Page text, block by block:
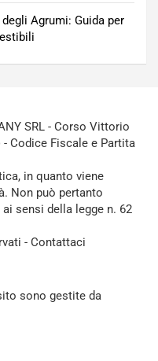
Agrumi: Guida per
SRL - Corso Vittorio
- Codice Fiscale e Partita
in quanto viene
Non può pertanto
sensi della legge n. 62
- Contattaci
sono gestite da